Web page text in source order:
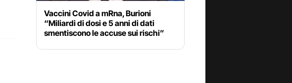
Vaccini Covid a mRna, Burioni
“Miliardi di dosi e 5 anni di dati
smentiscono le accuse sui rischi”